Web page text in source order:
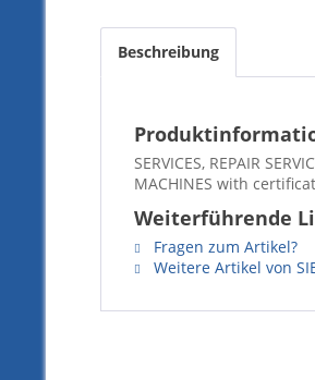
Beschreibung
SERVICES, REPAIR
MACHINES with
Weiterführende
Fragen zum Artikel?
Weitere Artikel von